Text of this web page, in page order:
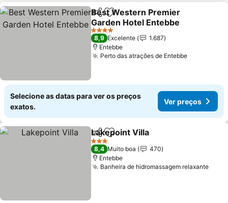
PartilharAdicionar aos favoritos
Best Western Premier
Garden Hotel Entebbe
Ver preços
4 Estrelas
8,9 Excelente
1.687
Entebbe
Perto das atrações de EntebbeVer
Selecione as datas para ver os preços
exatos.
Ver preços
PartilharAdicionar aos favoritos
Lakepoint Villa
3 Estrelas
8,4 Muito boa
470
Entebbe
Banheira de hidromassagem relaxanteVer